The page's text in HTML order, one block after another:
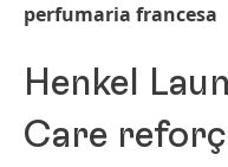
perfumaria francesa
Henkel
Care